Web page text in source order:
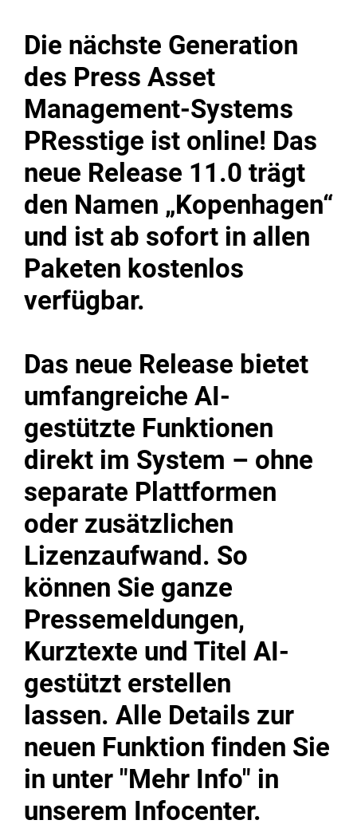
Die nächste Generation
des Press Asset
Management-Systems
PResstige ist online! Das
neue Release 11.0 trägt
den Namen „Kopenhagen“
und ist ab sofort in allen
Paketen kostenlos
verfügbar.
Das neue Release bietet
umfangreiche AI-
gestützte Funktionen
direkt im System – ohne
separate Plattformen
oder zusätzlichen
Lizenzaufwand. So
können Sie ganze
Pressemeldungen,
Kurztexte und Titel AI-
gestützt erstellen
lassen. Alle Details zur
neuen Funktion finden Sie
in unter "Mehr Info" in
unserem Infocenter.